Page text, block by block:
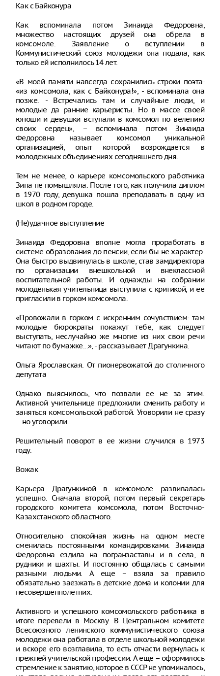
Как с Байконура
Как вспоминала потом Зинаида Федоровна,
множество настоящих друзей она обрела в
комсомоле. Заявление о вступлении в
Коммунистический союз молодежи она подала, как
только ей исполнилось 14 лет.
«В моей памяти навсегда сохранились строки поэта:
«из комсомола, как с Байконура!», - вспоминала она
позже. - Встречались там и случайные люди, и
молодые да ранние карьеристы. Но в массе своей
юноши и девушки вступали в комсомол по велению
своих сердец», – вспоминала потом Зинаида
Федоровна называет комсомол уникальной
организацией, опыт которой возрождается в
молодежных объединениях сегодняшнего дня.
Тем не менее, о карьере комсомольского работника
Зина не помышляла. После того, как получила диплом
в 1970 году, девушка пошла преподавать в одну из
школ в родном городе.
(Не)удачное выступление
Зинаида Федоровна вполне могла проработать в
системе образования до пенсии, если бы не характер.
Она быстро выдвинулась в школе, став замдиректора
по организации внешкольной и внеклассной
воспитательной работы. И однажды на собрании
молоденькая учительница выступила с критикой, и ее
пригласили в горком комсомола.
«Провожали в горком с искренним сочувствием: там
молодые бюрократы покажут тебе, как следует
выступать, неслучайно же многие из них свои речи
читают по бумажке...», - рассказывает Драгункина.
Ольга Ярославская. От пионервожатой до столичного
депутата
Однако выяснилось, что позвали ее не за этим.
Активной учительнице предложили сменить работу и
заняться комсомольской работой. Уговорили не сразу
– но уговорили.
Решительный поворот в ее жизни случился в 1973
году.
Вожак
Карьера Драгункиной в комсомоле развивалась
успешно. Сначала второй, потом первый секретарь
городского комитета комсомола, потом Восточно-
Казахстанского областного.
Относительно спокойная жизнь на одном месте
сменилась постоянными командировками. Зинаида
Федоровна ездила на погранзаставы и в села, в
рудники и шахты. И постоянно общалась с самыми
разными людьми. А еще – взяла за правило
обязательно заезжать в детские дома и колонии для
несовершеннолетних.
Активного и успешного комсомольского работника в
итоге перевели в Москву. В Центральном комитете
Всесоюзного ленинского коммунистического союза
молодежи она работала в отделе школьной молодежи
и вскоре его возглавила, то есть отчасти вернулась к
прежней учительской профессии. А еще – оформилось
стремление к занятию, которое в СССР не упоминалось,